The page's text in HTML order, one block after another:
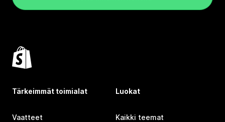
Tärkeimmät toimialat
Vaatteet
Luokat
Kaikki teemat